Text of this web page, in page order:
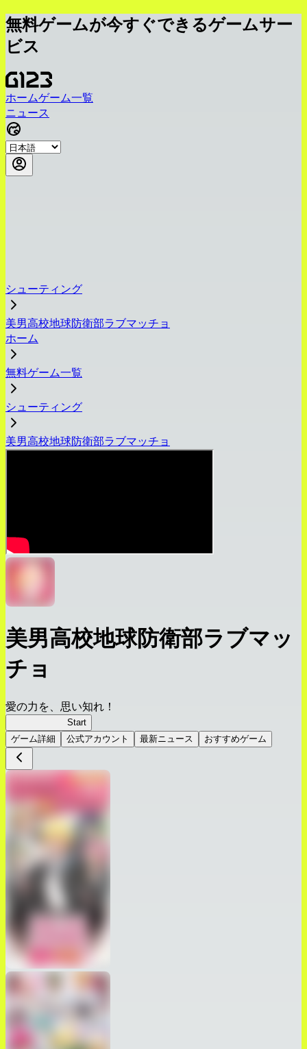
無料ゲームが今すぐできるゲームサー
ビス
ホームゲーム一覧
ニュース
シューティング
美男高校地球防衛部ラブマッチョ
ホーム
無料ゲーム一覧
シューティング
美男高校地球防衛部ラブマッチョ
美男高校地球防衛部ラブマッ
チョ
愛の力を、思い知れ！
Start
ゲーム詳細
公式アカウント 最新ニュース おすすめゲーム